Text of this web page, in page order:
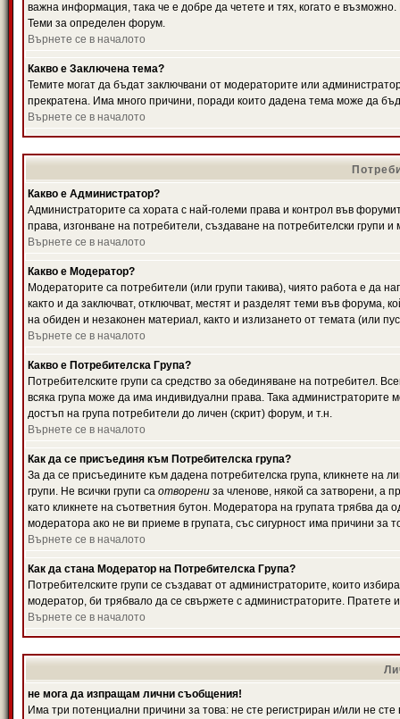
важна информация, така че е добре да четете и тях, когато е
Теми за определен форум.
Върнете се в началото
Какво е Заключена тема?
Темите могат да бъдат заключвани от модераторите или
прекратена. Има много причини, поради които дадена тема може да
Върнете се в началото
Какво е Администратор?
Администраторите са хората с най-големи права и контрол във
права, изгонване на потребители, създаване на потребителски групи
Върнете се в началото
Какво е Модератор?
Модераторите са потребители (или групи такива), чиято работа е да
както и да заключват, отключват, местят и разделят теми във форума,
на обиден и незаконен материал, както и излизането от темата (или
Върнете се в началото
Какво е Потребителска Група?
Потребителските групи са средство за обединяване на потребител.
всяка група може да има индивидуални права. Така
достъп на група потребители до личен (скрит) форум, и т.н.
Върнете се в началото
Как да се присъединя към Потребителска група?
За да се присъедините към дадена потребителска група, кликнете на
групи. Не всички групи са отворени за членове, някой са затворени, а
като кликнете на съответния бутон. Модератора на групата трябва
модератора ако не ви приеме в групата, със сигурност има причини за
Върнете се в началото
Как да стана Модератор на Потребителска Група?
Потребителските групи се създават от администраторите, които
модератор, би трябвало да се свържете с администраторите.
Върнете се в началото
не мога да изпращам лични съобщения!
Има три потенциални причини за това: не сте регистриран и/или не